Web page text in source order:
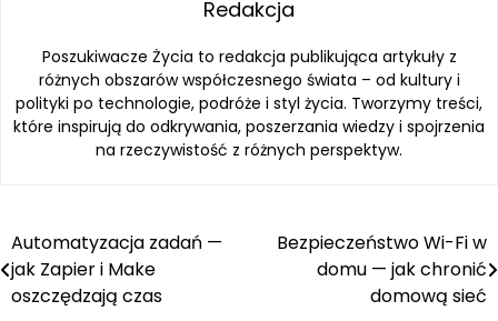
Redakcja
Poszukiwacze Życia to redakcja publikująca artykuły z
różnych obszarów współczesnego świata – od kultury i
polityki po technologie, podróże i styl życia. Tworzymy treści,
które inspirują do odkrywania, poszerzania wiedzy i spojrzenia
na rzeczywistość z różnych perspektyw.
Nawigacja
wpisu
Automatyzacja zadań —
jak Zapier i Make
oszczędzają czas
Bezpieczeństwo Wi-Fi w
domu — jak chronić
domową sieć